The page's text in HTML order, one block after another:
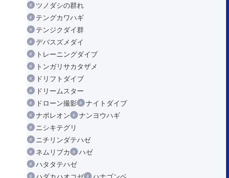
ツノダシの群れ
テングカワハギ
テンジクダイ群
デバスズメダイ
トレーニングダイブ
トンガリサカタザメ
ドリフトダイブ
ドリームスター
ドローン撮影
ナイトダイブ
ナポレオン
ナンヨウハギ
ニシキテグリ
ニチリンダテハゼ
ネムリブカ
ハゼ
ハタタテハゼ
ハダカハオコゼ
ハナゴンベ